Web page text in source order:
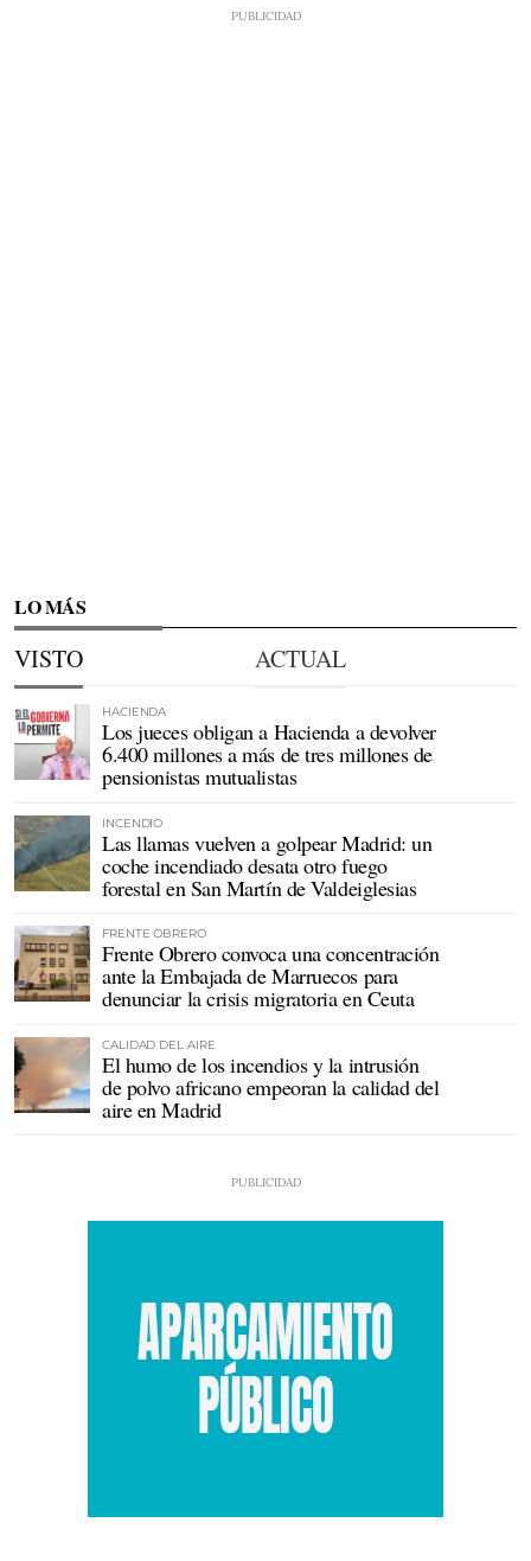
LO MÁS
VISTO ACTUAL
HACIENDA
Los jueces obligan a Hacienda a devolver
6.400 millones a más de tres millones de
pensionistas mutualistas
INCENDIO
Las llamas vuelven a golpear Madrid: un
coche incendiado desata otro fuego
forestal en San Martín de Valdeiglesias
FRENTE OBRERO
Frente Obrero convoca una concentración
ante la Embajada de Marruecos para
denunciar la crisis migratoria en Ceuta
CALIDAD DEL AIRE
El humo de los incendios y la intrusión
de polvo africano empeoran la calidad del
aire en Madrid